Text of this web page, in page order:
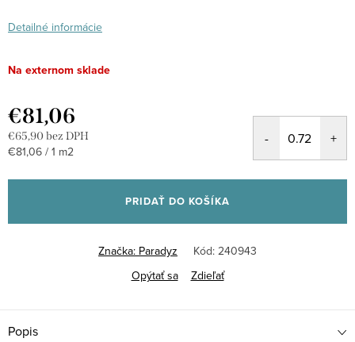
Detailné informácie
Na externom sklade
€81,06
€65,90 bez DPH
Jednotková
€81,06 / 1 m2
PRIDAŤ DO KOŠÍKA
Značka: Paradyz Kód: 240943
Opýtať sa
Zdieľať
Popis